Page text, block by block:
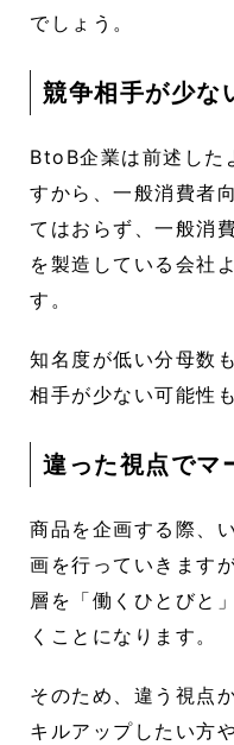
でしょう。
競争相手が少な
BtoB企業は前述した
すから、一般消費者
てはおらず、一般消
を製造している会社
す。
知名度が低い分母数
相手が少ない可能性
違った視点でマ
商品を企画する際、
画を行っていきます
層を「働くひとびと
くことになります。
そのため、違う視点
キルアップしたい方